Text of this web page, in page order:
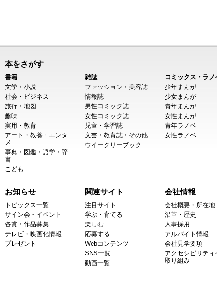
本をさがす
書籍
文学・小説
社会・ビジネス
旅行・地図
趣味
実用・教育
アート・教養・エンタ
メ
事典・図鑑・語学・辞
書
こども
雑誌
ファッション・美容誌
情報誌
男性コミック誌
女性コミック誌
児童・学習誌
文芸・教育誌・その他
ウイークリーブック
コミックス・ラノ
少年まんが
少女まんが
青年まんが
女性まんが
青年ラノベ
女性ラノベ
お知らせ
トピックス一覧
サイン会・イベント
各賞・作品募集
テレビ・映画化情報
プレゼント
関連サイト
注目サイト
学ぶ・育てる
楽しむ
応募する
Webコンテンツ
SNS一覧
動画一覧
会社情報
会社概要・所在地
沿革・歴史
人事採用
アルバイト情報
会社見学要項
アクセシビリティ
取り組み